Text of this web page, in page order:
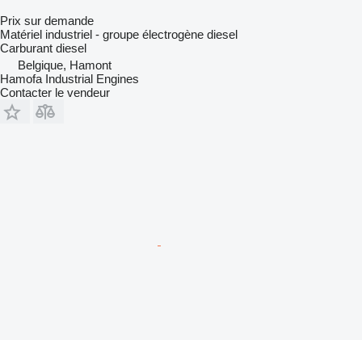
Prix sur demande
Matériel industriel - groupe électrogène diesel
Carburant diesel
Belgique, Hamont
Hamofa Industrial Engines
Contacter le vendeur